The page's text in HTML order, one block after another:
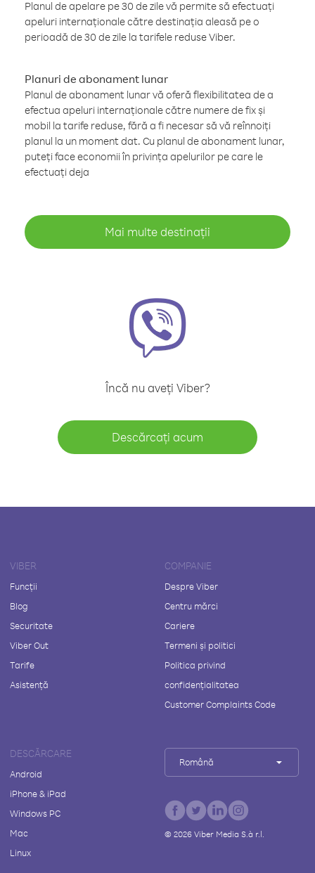
Planul de apelare pe 30 de zile vă permite să efectuați
apeluri internaționale către destinația aleasă pe o
perioadă de 30 de zile la tarifele reduse Viber.
Planuri de abonament lunar
Planul de abonament lunar vă oferă flexibilitatea de a
efectua apeluri internaționale către numere de fix și
mobil la tarife reduse, fără a fi necesar să vă reînnoiți
planul la un moment dat. Cu planul de abonament lunar,
puteți face economii în privința apelurilor pe care le
efectuați deja
Mai multe destinații
Încă nu aveți Viber?
Descărcați acum
VIBER
Funcții
Blog
Securitate
Viber Out
Tarife
Asistență
COMPANIE
Despre Viber
Centru mărci
Cariere
Termeni și politici
Politica privind
confidențialitatea
Customer Complaints Code
DESCĂRCARE
Android
iPhone & iPad
Windows PC
Mac
Linux
Română
© 2026Viber Media S.à r.l.